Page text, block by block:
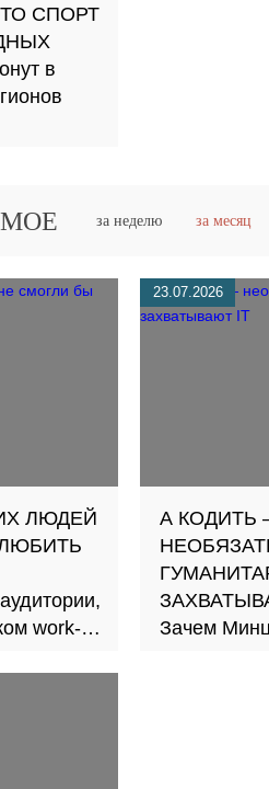
СПОРТ
в
за неделю за месяц
ЛЮДЕЙ
work-
23.07.2026
А КОДИТЬ
Зачем